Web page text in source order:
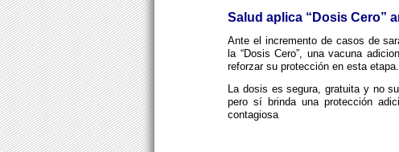
Salud aplica “Dosis Cero”
Ante el incremento de casos de
la “Dosis Cero”, una vacuna
reforzar su protección en esta etapa.
La dosis es segura, gratuita y no
pero sí brinda una protección
contagiosa